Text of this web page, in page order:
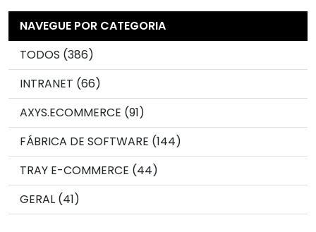
NAVEGUE POR CATEGORIA
TODOS (386)
INTRANET (66)
AXYS.ECOMMERCE (91)
FÁBRICA DE SOFTWARE (144)
TRAY E-COMMERCE (44)
GERAL (41)